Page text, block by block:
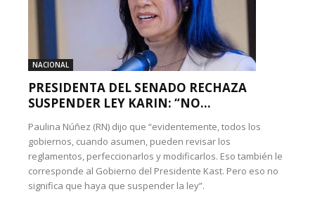
NACIONAL
PRESIDENTA DEL SENADO RECHAZA
SUSPENDER LEY KARIN: “NO...
Paulina Núñez (RN) dijo que “evidentemente, todos los
gobiernos, cuando asumen, pueden revisar los
reglamentos, perfeccionarlos y modificarlos. Eso también le
corresponde al Gobierno del Presidente Kast. Pero eso no
significa que haya que suspender la ley”.